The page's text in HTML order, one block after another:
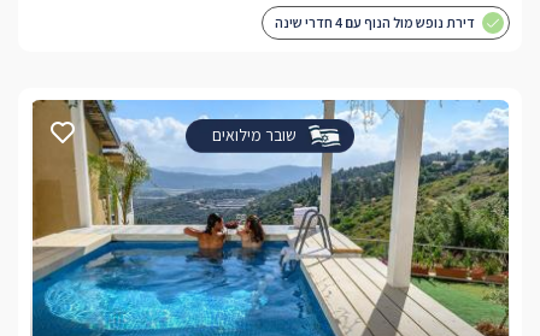
דירת נופש מול הנוף עם 4 חדרי שינה
שובר מילואים